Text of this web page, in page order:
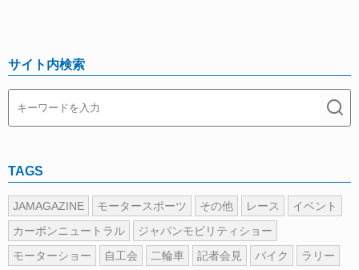
サイト内検索
TAGS
JAMAGAZINE モータースポーツ その他 レース
イベント
カーボンニュートラル
ジャパンモビリティショー
モーターショー
自工会 二輪車 記者会見 バイク
ラリー